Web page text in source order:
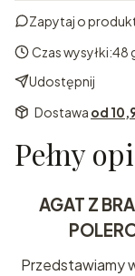
Zapytaj o
Czas wysyłki:48
Udostępnij
Dostawa od
Pełny
AGAT Z
Przedstawiamy